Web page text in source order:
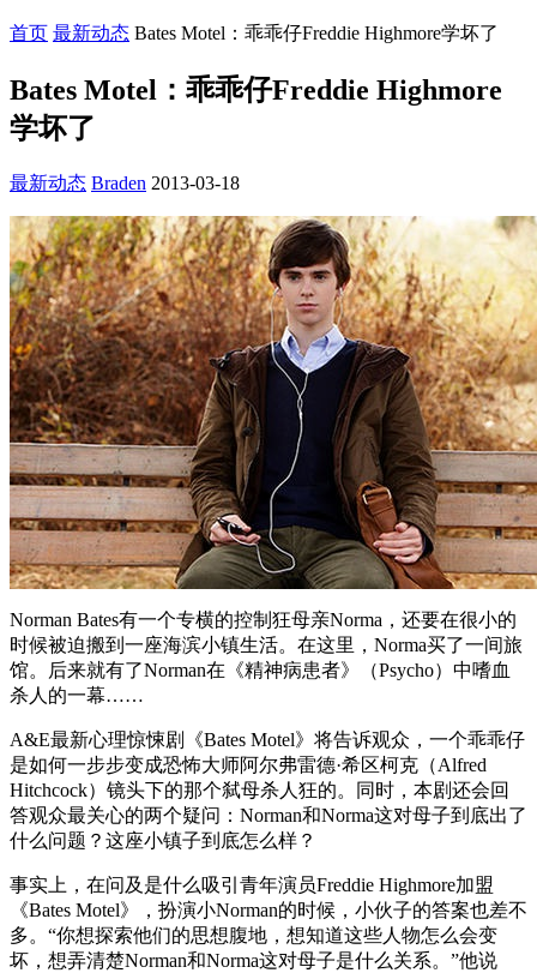
首页 最新动态 Bates Motel：乖乖仔Freddie Highmore学坏了
Bates Motel：乖乖仔Freddie Highmore
学坏了
最新动态 Braden 2013-03-18
Norman Bates有一个专横的控制狂母亲Norma，还要在很小的
时候被迫搬到一座海滨小镇生活。在这里，Norma买了一间旅
馆。后来就有了Norman在《精神病患者》（Psycho）中嗜血
杀人的一幕……
A&E最新心理惊悚剧《Bates Motel》将告诉观众，一个乖乖仔
是如何一步步变成恐怖大师阿尔弗雷德·希区柯克（Alfred
Hitchcock）镜头下的那个弑母杀人狂的。同时，本剧还会回
答观众最关心的两个疑问：Norman和Norma这对母子到底出了
什么问题？这座小镇子到底怎么样？
事实上，在问及是什么吸引青年演员Freddie Highmore加盟
《Bates Motel》，扮演小Norman的时候，小伙子的答案也差不
多。“你想探索他们的思想腹地，想知道这些人物怎么会变
坏，想弄清楚Norman和Norma这对母子是什么关系。”他说